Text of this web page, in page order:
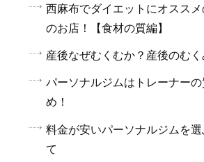
西麻布でダイエットにオスス
のお店！【食材の質編】
産後なぜむくむか？産後のむ
パーソナルジムはトレーナー
め！
料金が安いパーソナルジムを
て